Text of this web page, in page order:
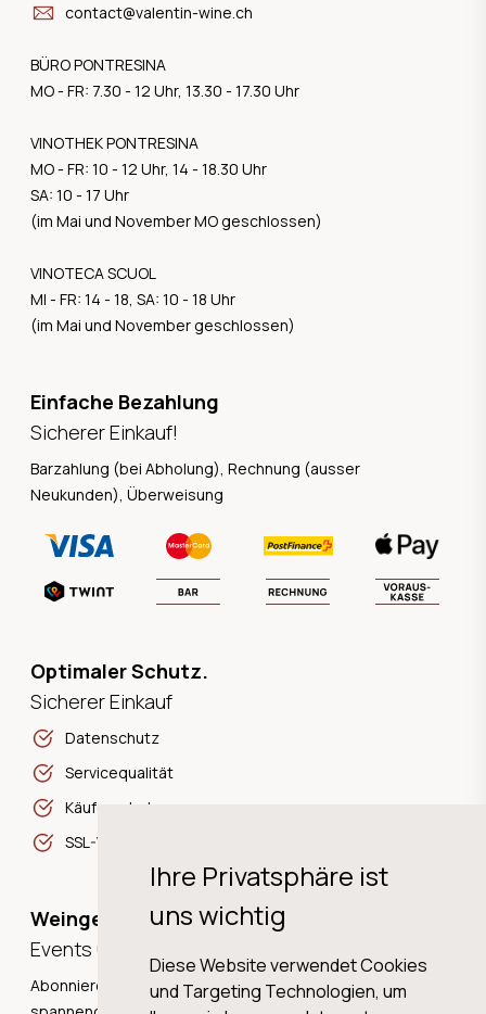
Ihre Privatsphäre ist
uns wichtig
Diese Website verwendet Cookies
und Targeting Technologien, um
contact@valentin-wine.ch
BÜRO PONTRESINA
MO - FR: 7.30 - 12 Uhr, 13.30 - 17.30 Uhr
VINOTHEK PONTRESINA
MO - FR: 10 - 12 Uhr, 14 - 18.30 Uhr
SA: 10 - 17 Uhr
(im Mai und November MO geschlossen)
VINOTECA SCUOL
MI - FR: 14 - 18, SA: 10 - 18 Uhr
(im Mai und November geschlossen)
Einfache Bezahlung
Sicherer Einkauf!
Barzahlung (bei Abholung), Rechnung (ausser
Neukunden), Überweisung
Optimaler Schutz.
Sicherer Einkauf
Datenschutz
Servicequalität
Käuferschutz
SSL-Verschlüsselung
Weingeschichten,
Events und Neuigkeiten!
Abonnieren Sie unseren Newsletter und erhalten Sie